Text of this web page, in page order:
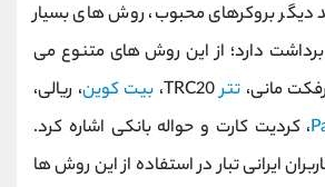
دیگر بروکرهای محبوب، روش های بسیار
دارد؛ از این روش های متنوع می
مانی، تتر TRC20، بیت کوین، ریالی،
، کردیت کارت و حواله بانکی اشاره کرد.
ایرانی تبار در استفاده از این روش ها